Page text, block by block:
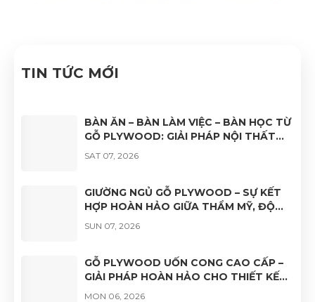
TIN TỨC MỚI
BÀN ĂN – BÀN LÀM VIỆC – BÀN HỌC TỪ
GỖ PLYWOOD: GIẢI PHÁP NỘI THẤT
BỀN ĐẸP, HIỆN ĐẠI VÀ ĐA DẠNG ỨNG
DỤNG
SAT 07, 2026
GIƯỜNG NGỦ GỖ PLYWOOD – SỰ KẾT
HỢP HOÀN HẢO GIỮA THẨM MỸ, ĐỘ
BỀN VÀ TÍNH ỨNG DỤNG
SUN 07, 2026
GỖ PLYWOOD UỐN CONG CAO CẤP –
GIẢI PHÁP HOÀN HẢO CHO THIẾT KẾ
NỘI THẤT HIỆN ĐẠI
MON 06, 2026